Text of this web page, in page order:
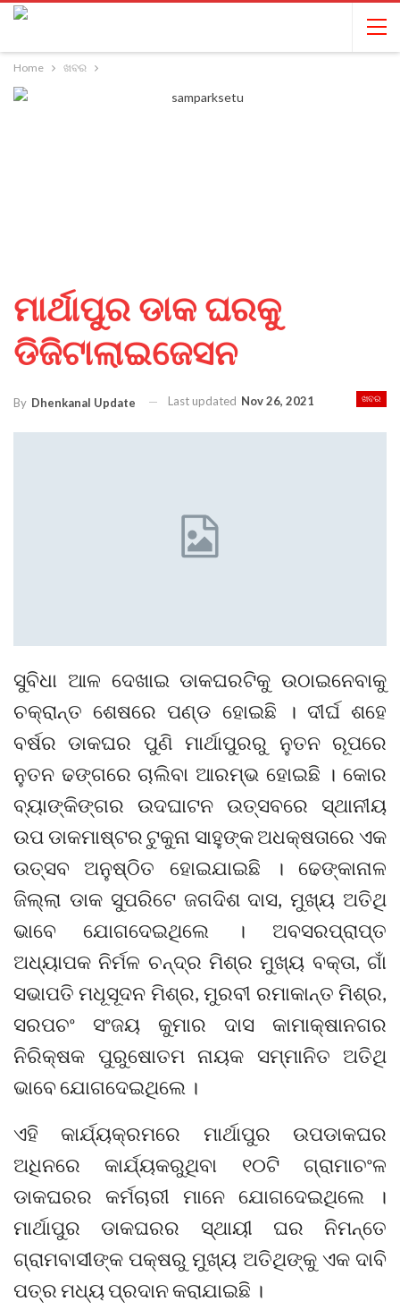
Home ଖବର
ମାର୍ଥାପୁର ଡାକ ଘରକୁ
ଡିଜିଟାଲାଇଜେସନ
ଖବର
By Dhenkanal Update Last updated Nov 26, 2021
ସୁବିଧା ଆଳ ଦେଖାଇ ଡାକଘରଟିକୁ ଉଠାଇନେବାକୁ
ଚକ୍ରାନ୍ତ ଶେଷରେ ପଣ୍ଡ ହୋଇଛି । ଦୀର୍ଘ ଶହେ
ବର୍ଷର ଡାକଘର ପୁଣି ମାର୍ଥାପୁରରୁ ନୁତନ ରୂପରେ
ନୁତନ ଢଙ୍ଗରେ ଚାଲିବା ଆରମ୍ଭ ହୋଇଛି । କୋର
ବ୍ୟାଙ୍କିଙ୍ଗର ଉଦଘାଟନ ଉତ୍ସବରେ ସ୍ଥାନୀୟ
ଉପ ଡାକମାଷ୍ଟର ଟୁକୁନା ସାହୁଙ୍କ ଅଧକ୍ଷତାରେ ଏକ
ଉତ୍ସବ ଅନୁଷ୍ଠିତ ହୋଇଯାଇଛି । ଢେଙ୍କାନାଳ
ଜିଲ୍ଲା ଡାକ ସୁପରିଟେ ଜଗଦିଶ ଦାସ, ମୁଖ୍ୟ ଅତିଥି
ଭାବେ ଯୋଗଦେଇଥିଲେ । ଅବସରପ୍ରାପ୍ତ
ଅଧ୍ୟାପକ ନିର୍ମଳ ଚନ୍ଦ୍ର ମିଶ୍ର ମୁଖ୍ୟ ବକ୍ତା, ଗାଁ
ସଭାପତି ମଧୂସୂଦନ ମିଶ୍ର, ମୁରବୀ ରମାକାନ୍ତ ମିଶ୍ର,
ସରପଚଂ ସଂଜୟ କୁମାର ଦାସ କାମାକ୍ଷାନଗର
ନିରିକ୍ଷକ ପୁରୁଷୋତମ ନାୟକ ସମ୍ମାନିତ ଅତିଥି
ଭାବେ ଯୋଗଦେଇଥିଲେ ।
ଏହି କାର୍ଯ୍ୟକ୍ରମରେ ମାର୍ଥାପୁର ଉପଡାକଘର
ଅଧିନରେ କାର୍ଯ୍ୟକରୁଥିବା ୧୦ଟି ଗ୍ରାମାଚଂଳ
ଡାକଘରର କର୍ମଚାରୀ ମାନେ ଯୋଗଦେଇଥିଲେ ।
ମାର୍ଥାପୁର ଡାକଘରର ସ୍ଥାୟୀ ଘର ନିମନ୍ତେ
ଗ୍ରାମବାସୀଙ୍କ ପକ୍ଷରୁ ମୁଖ୍ୟ ଅତିଥିଙ୍କୁ ଏକ ଦାବି
ପତ୍ର ମଧ୍ୟ ପ୍ରଦାନ କରାଯାଇଛି ।